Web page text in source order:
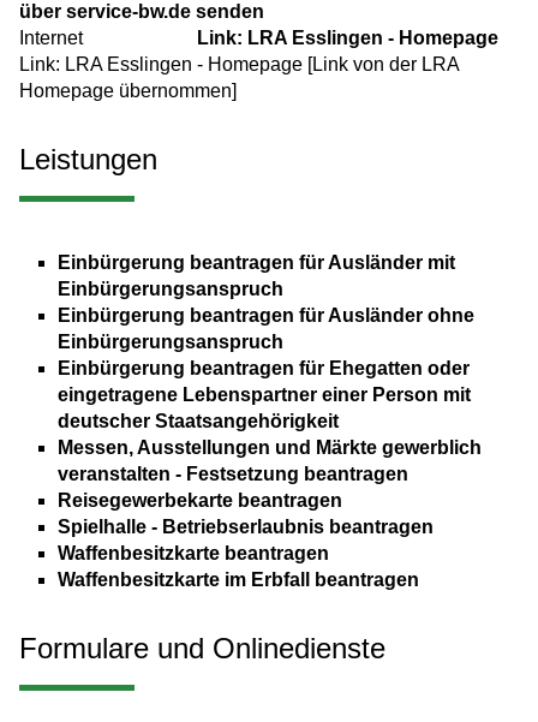
über service-bw.de senden
Internet
Link: LRA Esslingen - Homepage
Link: LRA Esslingen - Homepage [Link von der LRA
Homepage übernommen]
Leistungen
Einbürgerung beantragen für Ausländer mit
Einbürgerungsanspruch
Einbürgerung beantragen für Ausländer ohne
Einbürgerungsanspruch
Einbürgerung beantragen für Ehegatten oder
eingetragene Lebenspartner einer Person mit
deutscher Staatsangehörigkeit
Messen, Ausstellungen und Märkte gewerblich
veranstalten - Festsetzung beantragen
Reisegewerbekarte beantragen
Spielhalle - Betriebserlaubnis beantragen
Waffenbesitzkarte beantragen
Waffenbesitzkarte im Erbfall beantragen
Formulare und Onlinedienste